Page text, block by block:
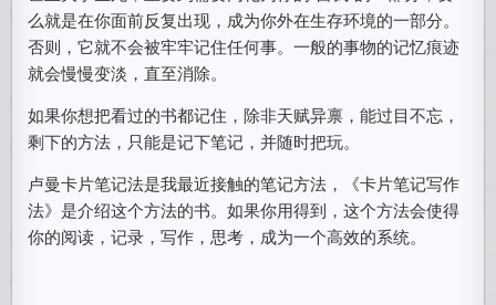
么就是在你面前反复出现，成为你外在生存环境的一部分。
否则，它就不会被牢牢记住任何事。一般的事物的记忆痕迹
就会慢慢变淡，直至消除。
如果你想把看过的书都记住，除非天赋异禀，能过目不忘，
剩下的方法，只能是记下笔记，并随时把玩。
卢曼卡片笔记法是我最近接触的笔记方法，《卡片笔记写作
法》是介绍这个方法的书。如果你用得到，这个方法会使得
你的阅读，记录，写作，思考，成为一个高效的系统。